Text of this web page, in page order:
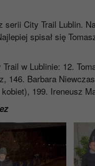
City Trail Lublin.
spisał się
w Lublinie: 12.
146. Barbara
199. Ireneusz